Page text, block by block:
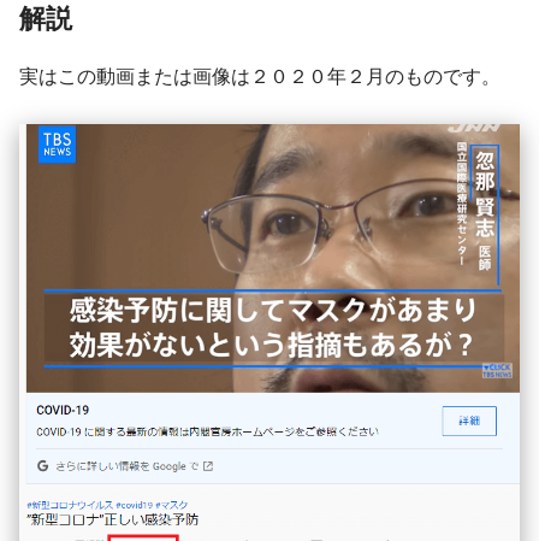
解説
実はこの動画または画像は２０２０年２月のものです。